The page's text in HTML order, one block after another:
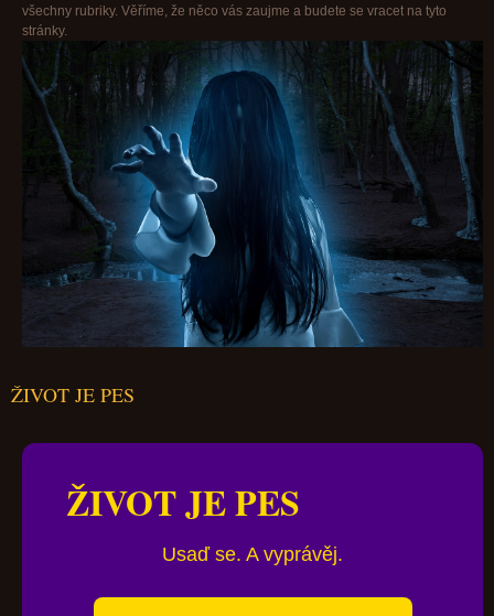
všechny rubriky. Věříme, že něco vás zaujme a budete se vracet na tyto
stránky.
ŽIVOT JE PES
ŽIVOT JE PES
Usaď se. A vyprávěj.